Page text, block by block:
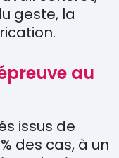
geste, la
.
au
issus de
des cas, à un